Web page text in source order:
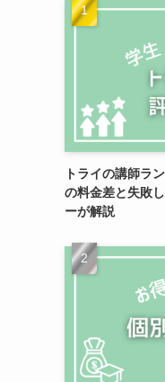
トライの講師ラ
の料金差と失敗
ーが解説